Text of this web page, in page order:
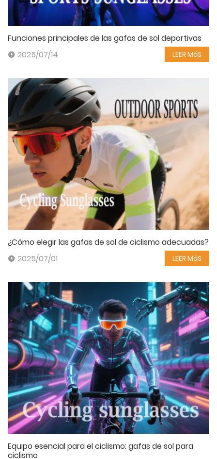
Funciones principales de las gafas de sol deportivas
2025/07/14
LEER MáS
¿Cómo elegir las gafas de sol de ciclismo adecuadas?
2025/07/01
LEER MáS
Equipo esencial para el ciclismo: gafas de sol para
ciclismo